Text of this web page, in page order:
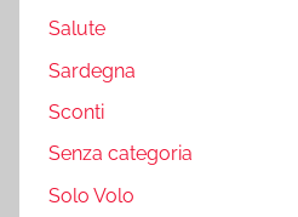
Salute
Sardegna
Sconti
Senza categoria
Solo Volo